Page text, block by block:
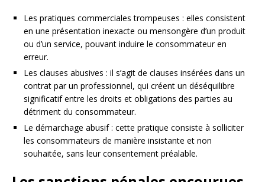
Les pratiques commerciales trompeuses : elles consistent
en une présentation inexacte ou mensongère d’un produit
ou d’un service, pouvant induire le consommateur en
erreur.
Les clauses abusives : il s’agit de clauses insérées dans un
contrat par un professionnel, qui créent un déséquilibre
significatif entre les droits et obligations des parties au
détriment du consommateur.
Le démarchage abusif : cette pratique consiste à solliciter
les consommateurs de manière insistante et non
souhaitée, sans leur consentement préalable.